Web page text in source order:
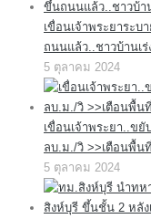
เขื่อนเจ้าพระยาระ
ถนนแล้ว..ชาวบ้านเ
5 ตุลาคม 2024
เขื่อนเจ้าพระยา..ขยั
ลบ.ม./วิ >>เตือนพื้น
5 ตุลาคม 2024